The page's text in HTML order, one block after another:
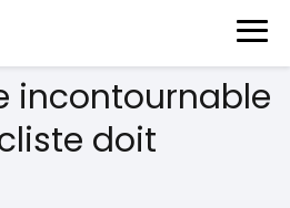
incontournable
doit